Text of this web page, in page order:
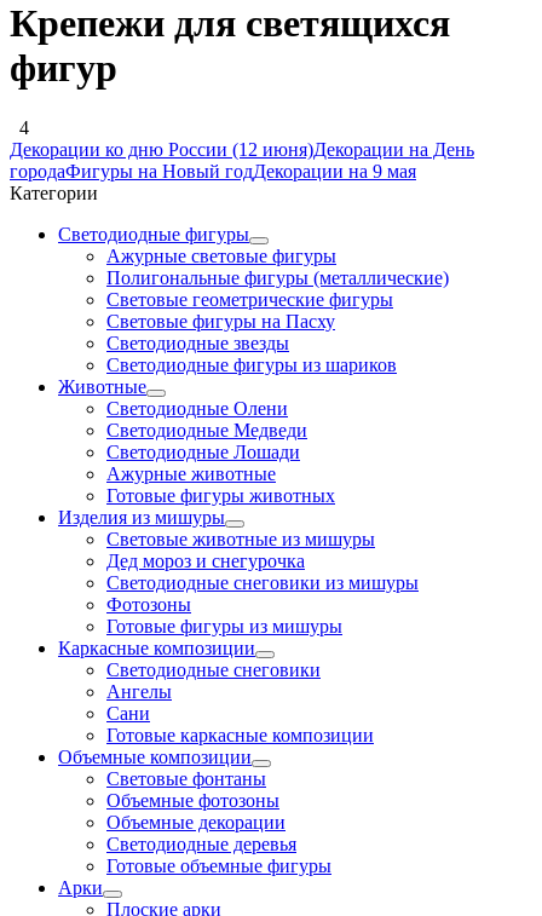
Крепежи для светящихся
фигур
4
Декорации ко дню России (12 июня)Декорации на День
городаФигуры на Новый годДекорации на 9 мая
Категории
Светодиодные фигуры
Ажурные световые фигуры
Полигональные фигуры (металлические)
Световые геометрические фигуры
Световые фигуры на Пасху
Светодиодные звезды
Светодиодные фигуры из шариков
Животные
Светодиодные Олени
Светодиодные Медведи
Светодиодные Лошади
Ажурные животные
Готовые фигуры животных
Изделия из мишуры
Световые животные из мишуры
Дед мороз и снегурочка
Светодиодные снеговики из мишуры
Фотозоны
Готовые фигуры из мишуры
Каркасные композиции
Светодиодные снеговики
Ангелы
Сани
Готовые каркасные композиции
Объемные композиции
Световые фонтаны
Объемные фотозоны
Объемные декорации
Светодиодные деревья
Готовые объемные фигуры
Арки
Плоские арки